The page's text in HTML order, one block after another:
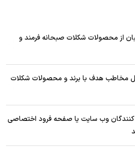
از محصولات شکلات صبحانه فرمند و
مخاطب هدف با برند و محصولات شکلات
کنندگان وب سایت یا صفحه فرود اختصاصی